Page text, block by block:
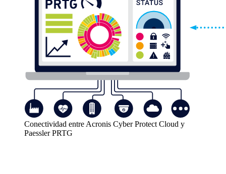
Conectividad entre Acronis Cyber Protect Cloud y
Paessler PRTG